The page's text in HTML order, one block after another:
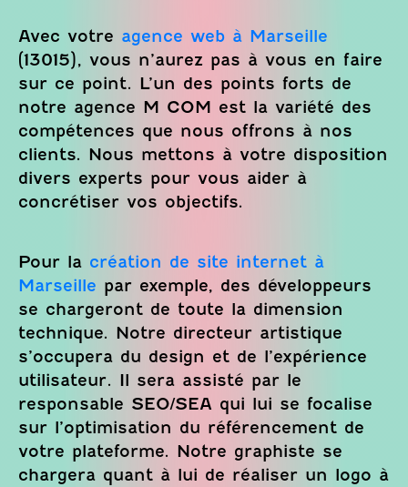
Avec votre agence web à Marseille
(13015), vous n’aurez pas à vous en faire
sur ce point. L’un des points forts de
notre agence M COM est la variété des
compétences que nous offrons à nos
clients. Nous mettons à votre disposition
divers experts pour vous aider à
concrétiser vos objectifs.
Pour la création de site internet à
Marseille par exemple, des développeurs
se chargeront de toute la dimension
technique. Notre directeur artistique
s’occupera du design et de l’expérience
utilisateur. Il sera assisté par le
responsable SEO/SEA qui lui se focalise
sur l’optimisation du référencement de
votre plateforme. Notre graphiste se
chargera quant à lui de réaliser un logo à